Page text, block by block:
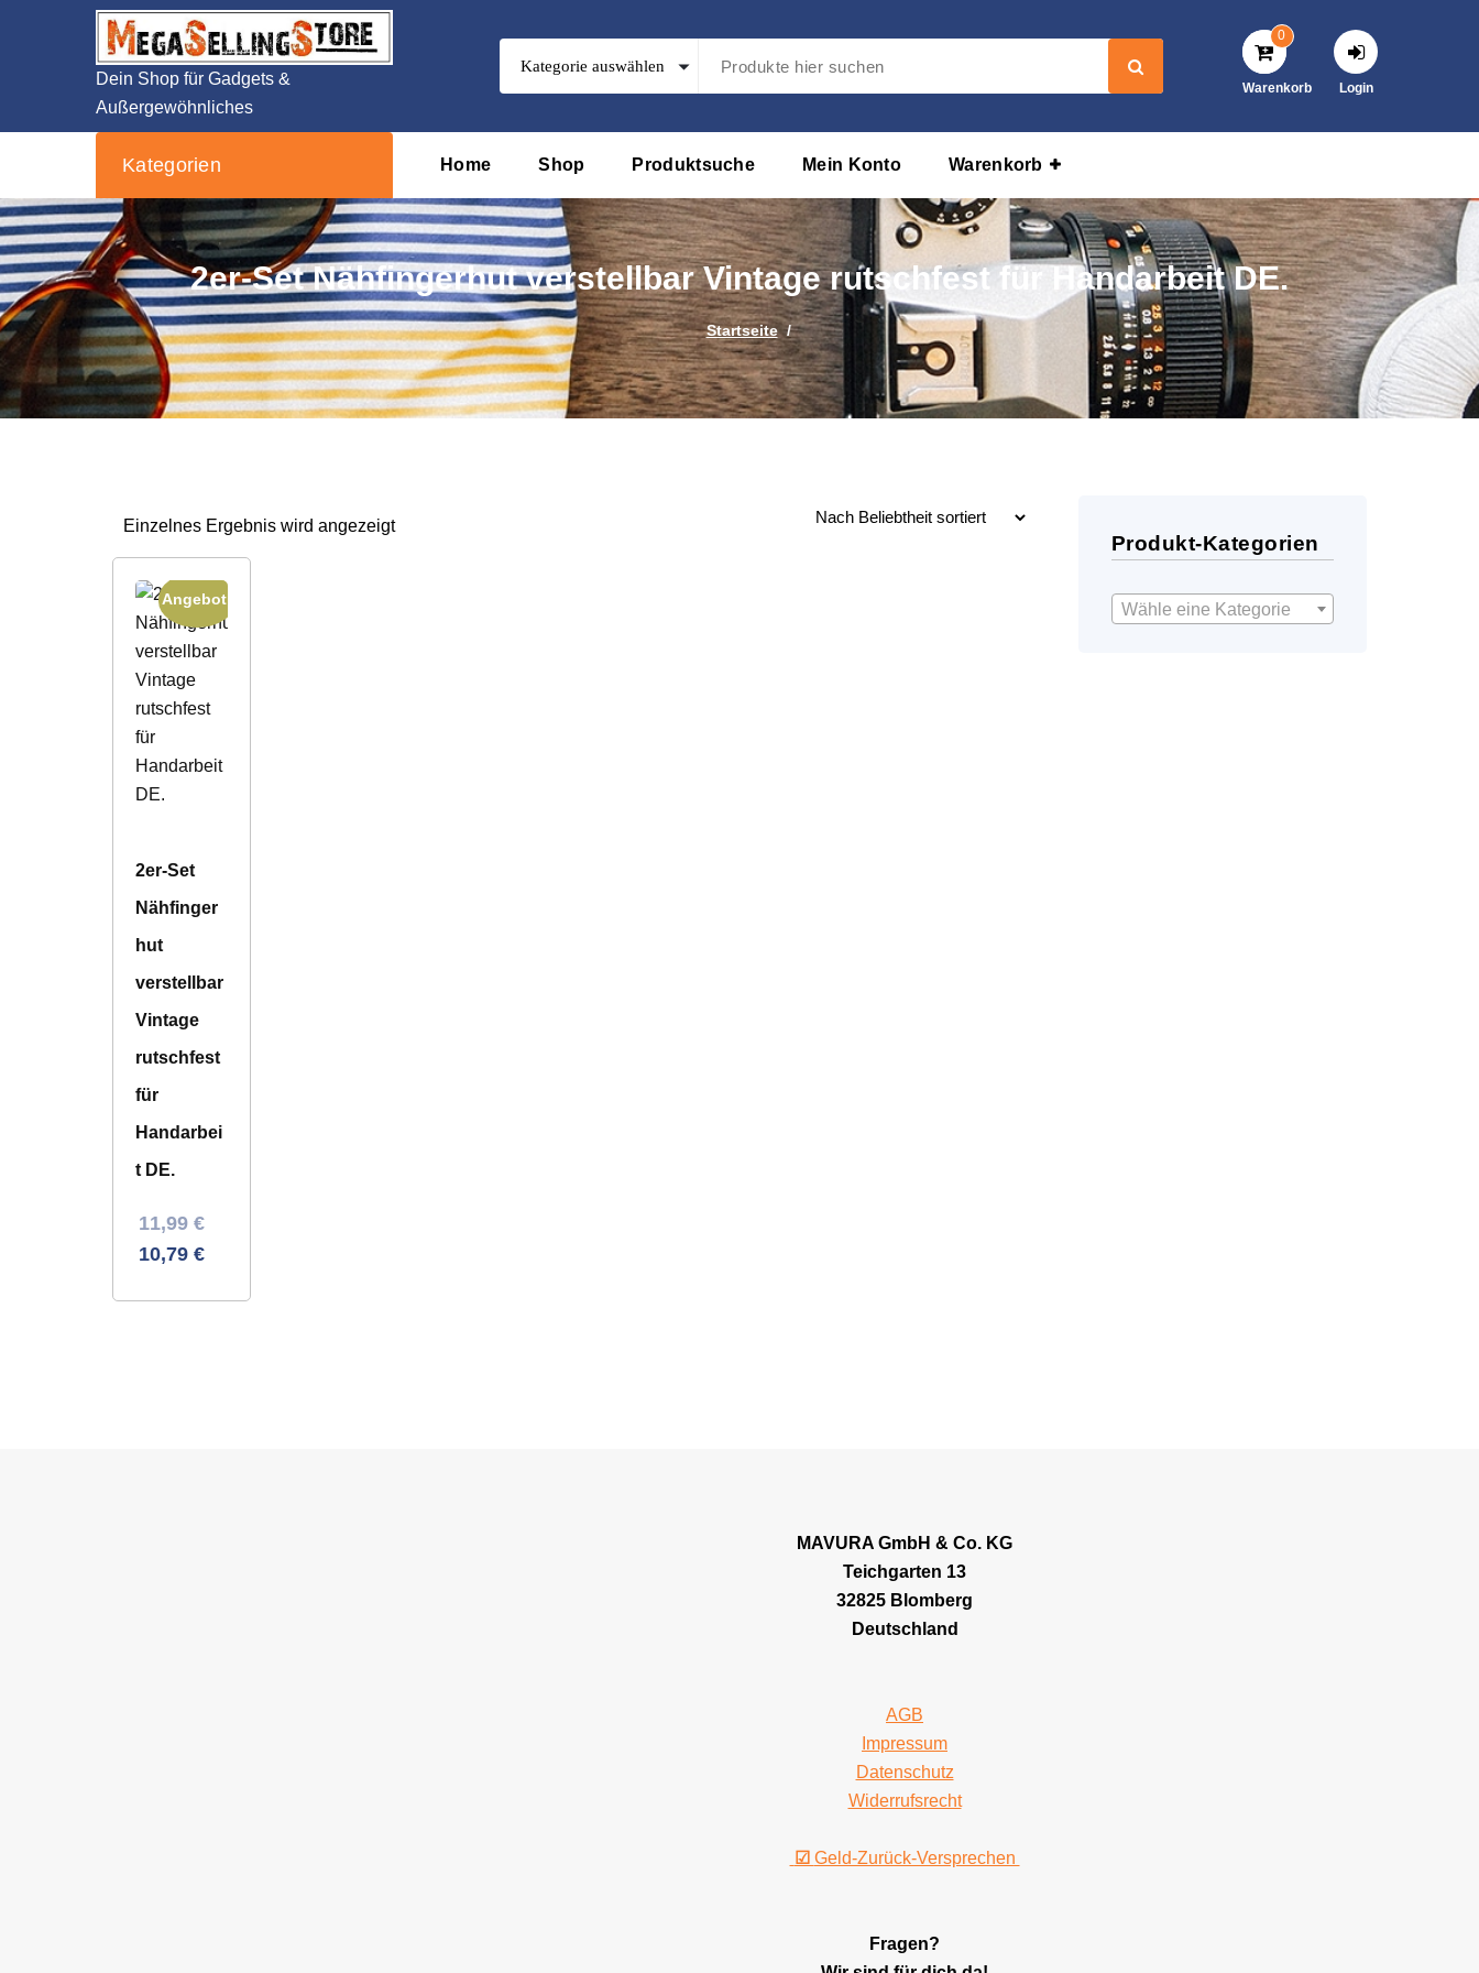
Dein Shop für Gadgets &
Außergewöhnliches
0
Warenkorb Login
Kategorien Home Shop Produktsuche Mein Konto Warenkorb
2er-Set Nähfingerhut verstellbar Vintage rutschfest für Handarbeit DE.
Startseite/
Einzelnes Ergebnis wird angezeigt
Angebot!
2er-Set
Nähfinger
hut
verstellbar
Vintage
rutschfest
für
Handarbei
t DE.
Ursprünglicher
Preis
29,12 €
11,99 €
11,99 €.
10,79 €
Produkt-Kategorien
Wähle eine Kategorie
MAVURA GmbH & Co. KG
Teichgarten 13
32825 Blomberg
Deutschland
AGB
Impressum
Datenschutz
Widerrufsrecht
☑ Geld-Zurück-Versprechen
Fragen?